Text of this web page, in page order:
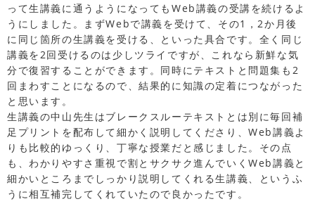
って生講義に通うようになってもWeb講義の受講を続けるよ
うにしました。まずWebで講義を受けて、その1，2か月後
に同じ箇所の生講義を受ける、といった具合です。全く同じ
講義を2回受けるのは少しツライですが、これなら新鮮な気
分で復習することができます。同時にテキストと問題集も2
回まわすことになるので、結果的に知識の定着につながった
と思います。
生講義の中山先生はブレークスルーテキストとは別に毎回補
足プリントを配布して細かく説明してくださり、Web講義よ
りも比較的ゆっくり、丁寧な授業だと感じました。その点
も、わかりやすさ重視で割とサクサク進んでいくWeb講義と
細かいところまでしっかり説明してくれる生講義、というふ
うに相互補完してくれていたので良かったです。